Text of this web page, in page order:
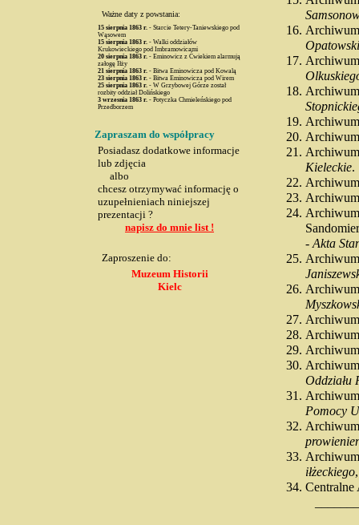
Ważne daty z powstania:
15 sierpnia 1863 r.- Starcie Tetery-Taniewskiego pod
Wąsowem
15 sierpnia 1863 r.- Walki oddziałów
Krukowieckiego pod Imbramowicami
20 sierpnia 1863 r.- Eminowicz z Ćwiekiem alarmują
załogę Iłży
21 sierpnia 1863 r.- Bitwa Eminowicza pod Kowalą
23 sierpnia 1863 r.- Bitwa Eminowicza pod Wirem
25 sierpnia 1863 r.- W Grzybowej Górze został
rozbity oddział Dolińskiego
3 wrzesnia 1863 r.- Potyczka Chmieleńskiego pod
Przedborzem
Zapraszam do współpracy
Posiadasz dodatkowe informacje
lub zdjęcia
albo
chcesz otrzymywać informację o
uzupełnieniach niniejszej
prezentacji ?
napisz do mnie list !
Zaproszenie do:
Muzeum Historii
Kielc
Kieleckie.
-Akta
Oddziału
Pomocy
iłżeckiego